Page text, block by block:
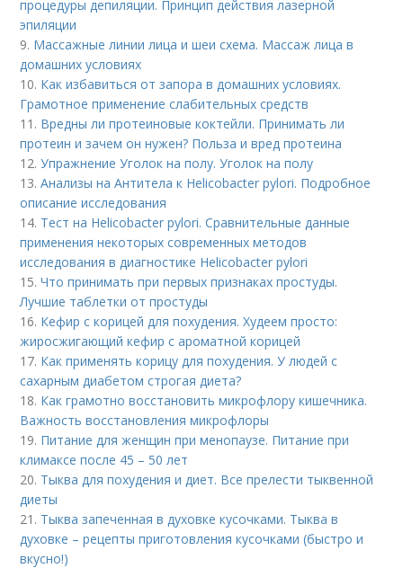
процедуры депиляции. Принцип действия лазерной
эпиляции
9. Массажные линии лица и шеи схема. Массаж лица в
домашних условиях
10. Как избавиться от запора в домашних условиях.
Грамотное применение слабительных средств
11. Вредны ли протеиновые коктейли. Принимать ли
протеин и зачем он нужен? Польза и вред протеина
12.Упражнение Уголок на полу. Уголок на полу
13.Анализы на Антитела к Helicobacter pylori. Подробное
описание исследования
14. Тест на Helicobacter pylori. Сравнительные данные
применения некоторых современных методов
исследования в диагностике Helicobacter pylori
15.Что принимать при первых признаках простуды.
Лучшие таблетки от простуды
16. Кефир с корицей для похудения. Худеем просто:
жиросжигающий кефир с ароматной корицей
17. Как применять корицу для похудения. У людей с
сахарным диабетом строгая диета?
18. Как грамотно восстановить микрофлору кишечника.
Важность восстановления микрофлоры
19. Питание для женщин при менопаузе. Питание при
климаксе после 45 – 50 лет
20. Тыква для похудения и диет. Все прелести тыквенной
диеты
21. Тыква запеченная в духовке кусочками. Тыква в
духовке – рецепты приготовления кусочками (быстро и
вкусно!)